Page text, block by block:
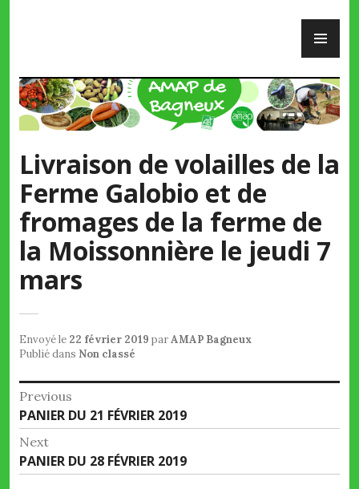
Livraison de volailles de la
Ferme Galobio et de
fromages de la ferme de
la Moissonnière le jeudi 7
mars
Envoyé le 22 février 2019 parAMAP Bagneux
Publié dans Non classé
Navigation
de
l’article
Previous
Previous
post:
PANIER DU 21 FÉVRIER 2019
Next
Next
post:
PANIER DU 28 FÉVRIER 2019